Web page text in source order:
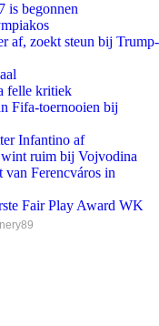
is begonnen
af, zoekt steun bij Trump-
felle kritiek
Fifa-toernooien bij
Infantino af
wint ruim bij Vojvodina
van Ferencváros in
Fair Play Award WK